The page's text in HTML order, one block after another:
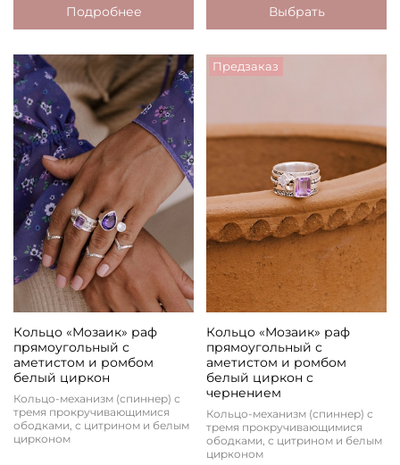
Подробнее Выбрать
Кольцо «Мозаик» раф
прямоугольный с
аметистом и ромбом
белый циркон
Кольцо-механизм (спиннер) с
тремя прокручивающимися
ободками, с цитрином и белым
цирконом
Предзаказ
Кольцо «Мозаик» раф
прямоугольный с
аметистом и ромбом
белый циркон с
чернением
Кольцо-механизм (спиннер) с
тремя прокручивающимися
ободками, с цитрином и белым
цирконом